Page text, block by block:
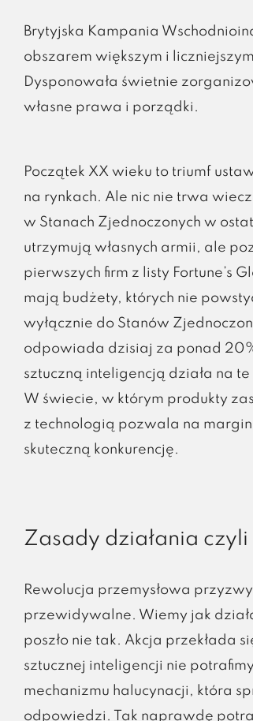
Brytyjska Kampania
obszarem większym i
Dysponowała świetnie
własne prawa i porządki.
Początek XX wieku to triumf
na rynkach. Ale nic nie trwa
w Stanach Zjednoczonych w
utrzymują własnych armii, ale
pierwszych firm z listy Fortune’s
mają budżety, których nie
wyłącznie do Stanów
odpowiada dzisiaj za ponad
sztuczną inteligencją działa na
W świecie, w którym produkty
z technologią pozwala na
skuteczną konkurencję.
Zasady działania
Rewolucja przemysłowa
przewidywalne. Wiemy jak
poszło nie tak. Akcja przekłada
sztucznej inteligencji nie
mechanizmu halucynacji, która
odpowiedzi. Tak naprawdę